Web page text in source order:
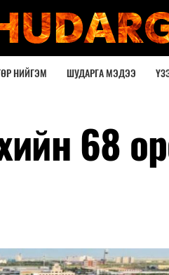
НИЙГЭМ ШУДАРГА МЭДЭЭ
68